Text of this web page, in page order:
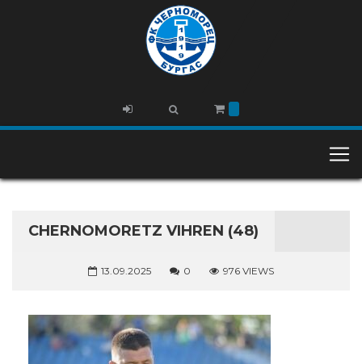
CHERNOMORETZ VIHREN (48)
13.09.2025 0 976 VIEWS